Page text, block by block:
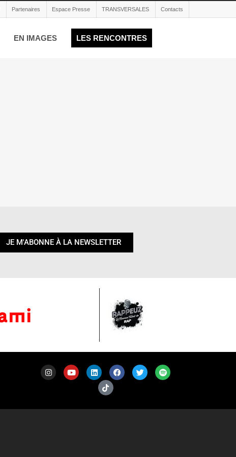
Partenaires Espace Presse TRANSVERSALES Contacts
EN IMAGES LES RENCONTRES
JE M'ABONNE À LA NEWSLETTER